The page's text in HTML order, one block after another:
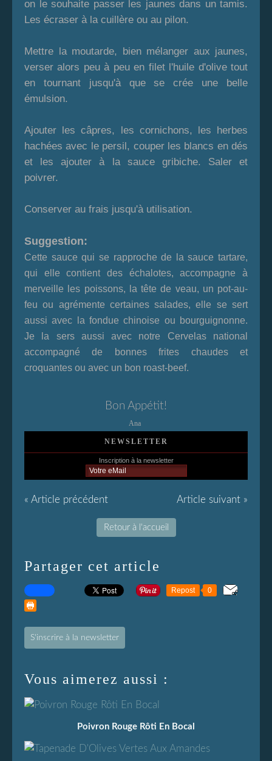
on le souhaite passer les jaunes dans un tamis.
Les écraser à la cuillère ou au pilon.
Mettre la moutarde, bien mélanger aux jaunes,
verser alors peu à peu en filet l'huile d'olive tout
en tournant jusqu'à que se crée une belle
émulsion.
Ajouter les câpres, les cornichons, les herbes
hachées avec le persil, couper les blancs en dés
et les ajouter à la sauce gribiche. Saler et
poivrer.
Conserver au frais jusqu'à utilisation.
Suggestion:
Cette sauce qui se rapproche de la sauce tartare,
qui elle contient des échalotes, accompagne à
merveille les poissons, la tête de veau, un pot-au-
feu ou agrémente certaines salades, elle se sert
aussi avec la fondue chinoise ou bourguignonne.
Je la sers aussi avec notre Cervelasnational
accompagné de bonnes frites chaudes et
croquantes ou avec un bon roast-beef.
Bon Appétit!
Ana
NEWSLETTER
Inscription à la newsletter
« Article précédent Article suivant »
Retour à l'accueil
Partager cet article
Repost 0
S'inscrire à la newsletter
Vous aimerez aussi :
Poivron Rouge Rôti En Bocal